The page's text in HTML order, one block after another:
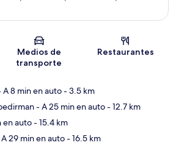
Sección del mapa
Medios de
transporte
Restaurantes
A 8 min en auto- 3.5 km
- A 25 min en auto- 12.7 km
en auto- 15.4 km
29 min en auto- 16.5 km